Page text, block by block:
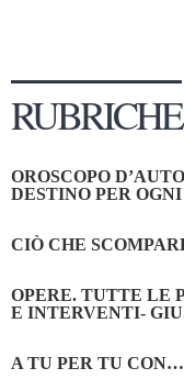
Tabù Festival 2014
A Tutto Volume
Marketing
RUBRICHE
OROSCOPO
DESTINO PER OGNI
CIÒ CHE
OPERE. TUTTE LE
E INTERVENTI-
A TU PER TU